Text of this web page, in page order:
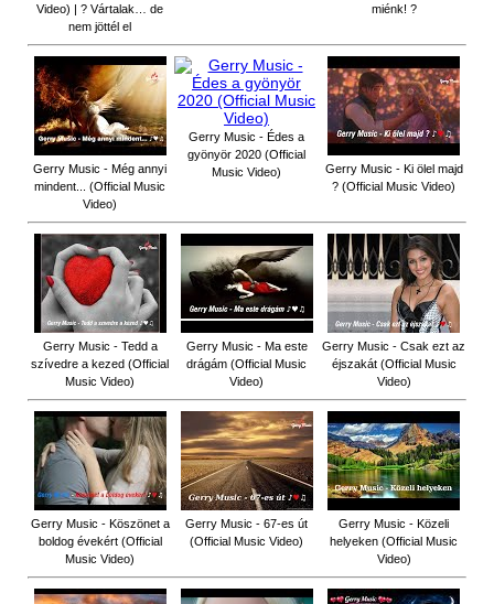
Video) | ? Vártalak… de
nem jöttél el
miénk! ?
Gerry Music - Még annyi
mindent... (Official Music
Video)
Gerry Music - Édes a
gyönyör 2020 (Official
Music Video)
Gerry Music - Ki ölel majd
? (Official Music Video)
Gerry Music - Tedd a
szívedre a kezed (Official
Music Video)
Gerry Music - Ma este
drágám (Official Music
Video)
Gerry Music - Csak ezt az
éjszakát (Official Music
Video)
Gerry Music - Köszönet a
boldog évekért (Official
Music Video)
Gerry Music - 67-es út
(Official Music Video)
Gerry Music - Közeli
helyeken (Official Music
Video)